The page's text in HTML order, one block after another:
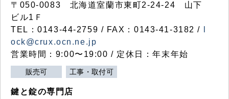
〒050-0083 北海道室蘭市東町2-24-24 山下
ビル1Ｆ
TEL：0143-44-2759 / FAX：0143-41-3182 /
ock@crux.ocn.ne.jp
営業時間：9:00〜19:00 / 定休日：年末年始
販売可 工事・取付可
鍵と錠の専門店